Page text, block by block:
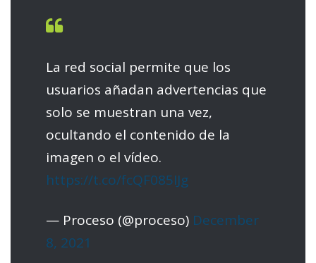
La red social permite que los
usuarios añadan advertencias que
solo se muestran una vez,
ocultando el contenido de la
imagen o el vídeo.
https://t.co/fcQF085IJg
— Proceso (@proceso) December
8, 2021